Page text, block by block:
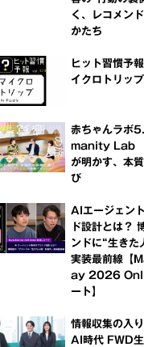
く、レコメン
かたち
ヒット習慣予
イクロトリップ
赤ちゃんラボ
manity Lab
が明かす、本
び
AIエージェン
ド設計とは？
ンドに“生きた
実装最前線【
ay 2026
ート】
情報収集の入
AI時代 FWD生